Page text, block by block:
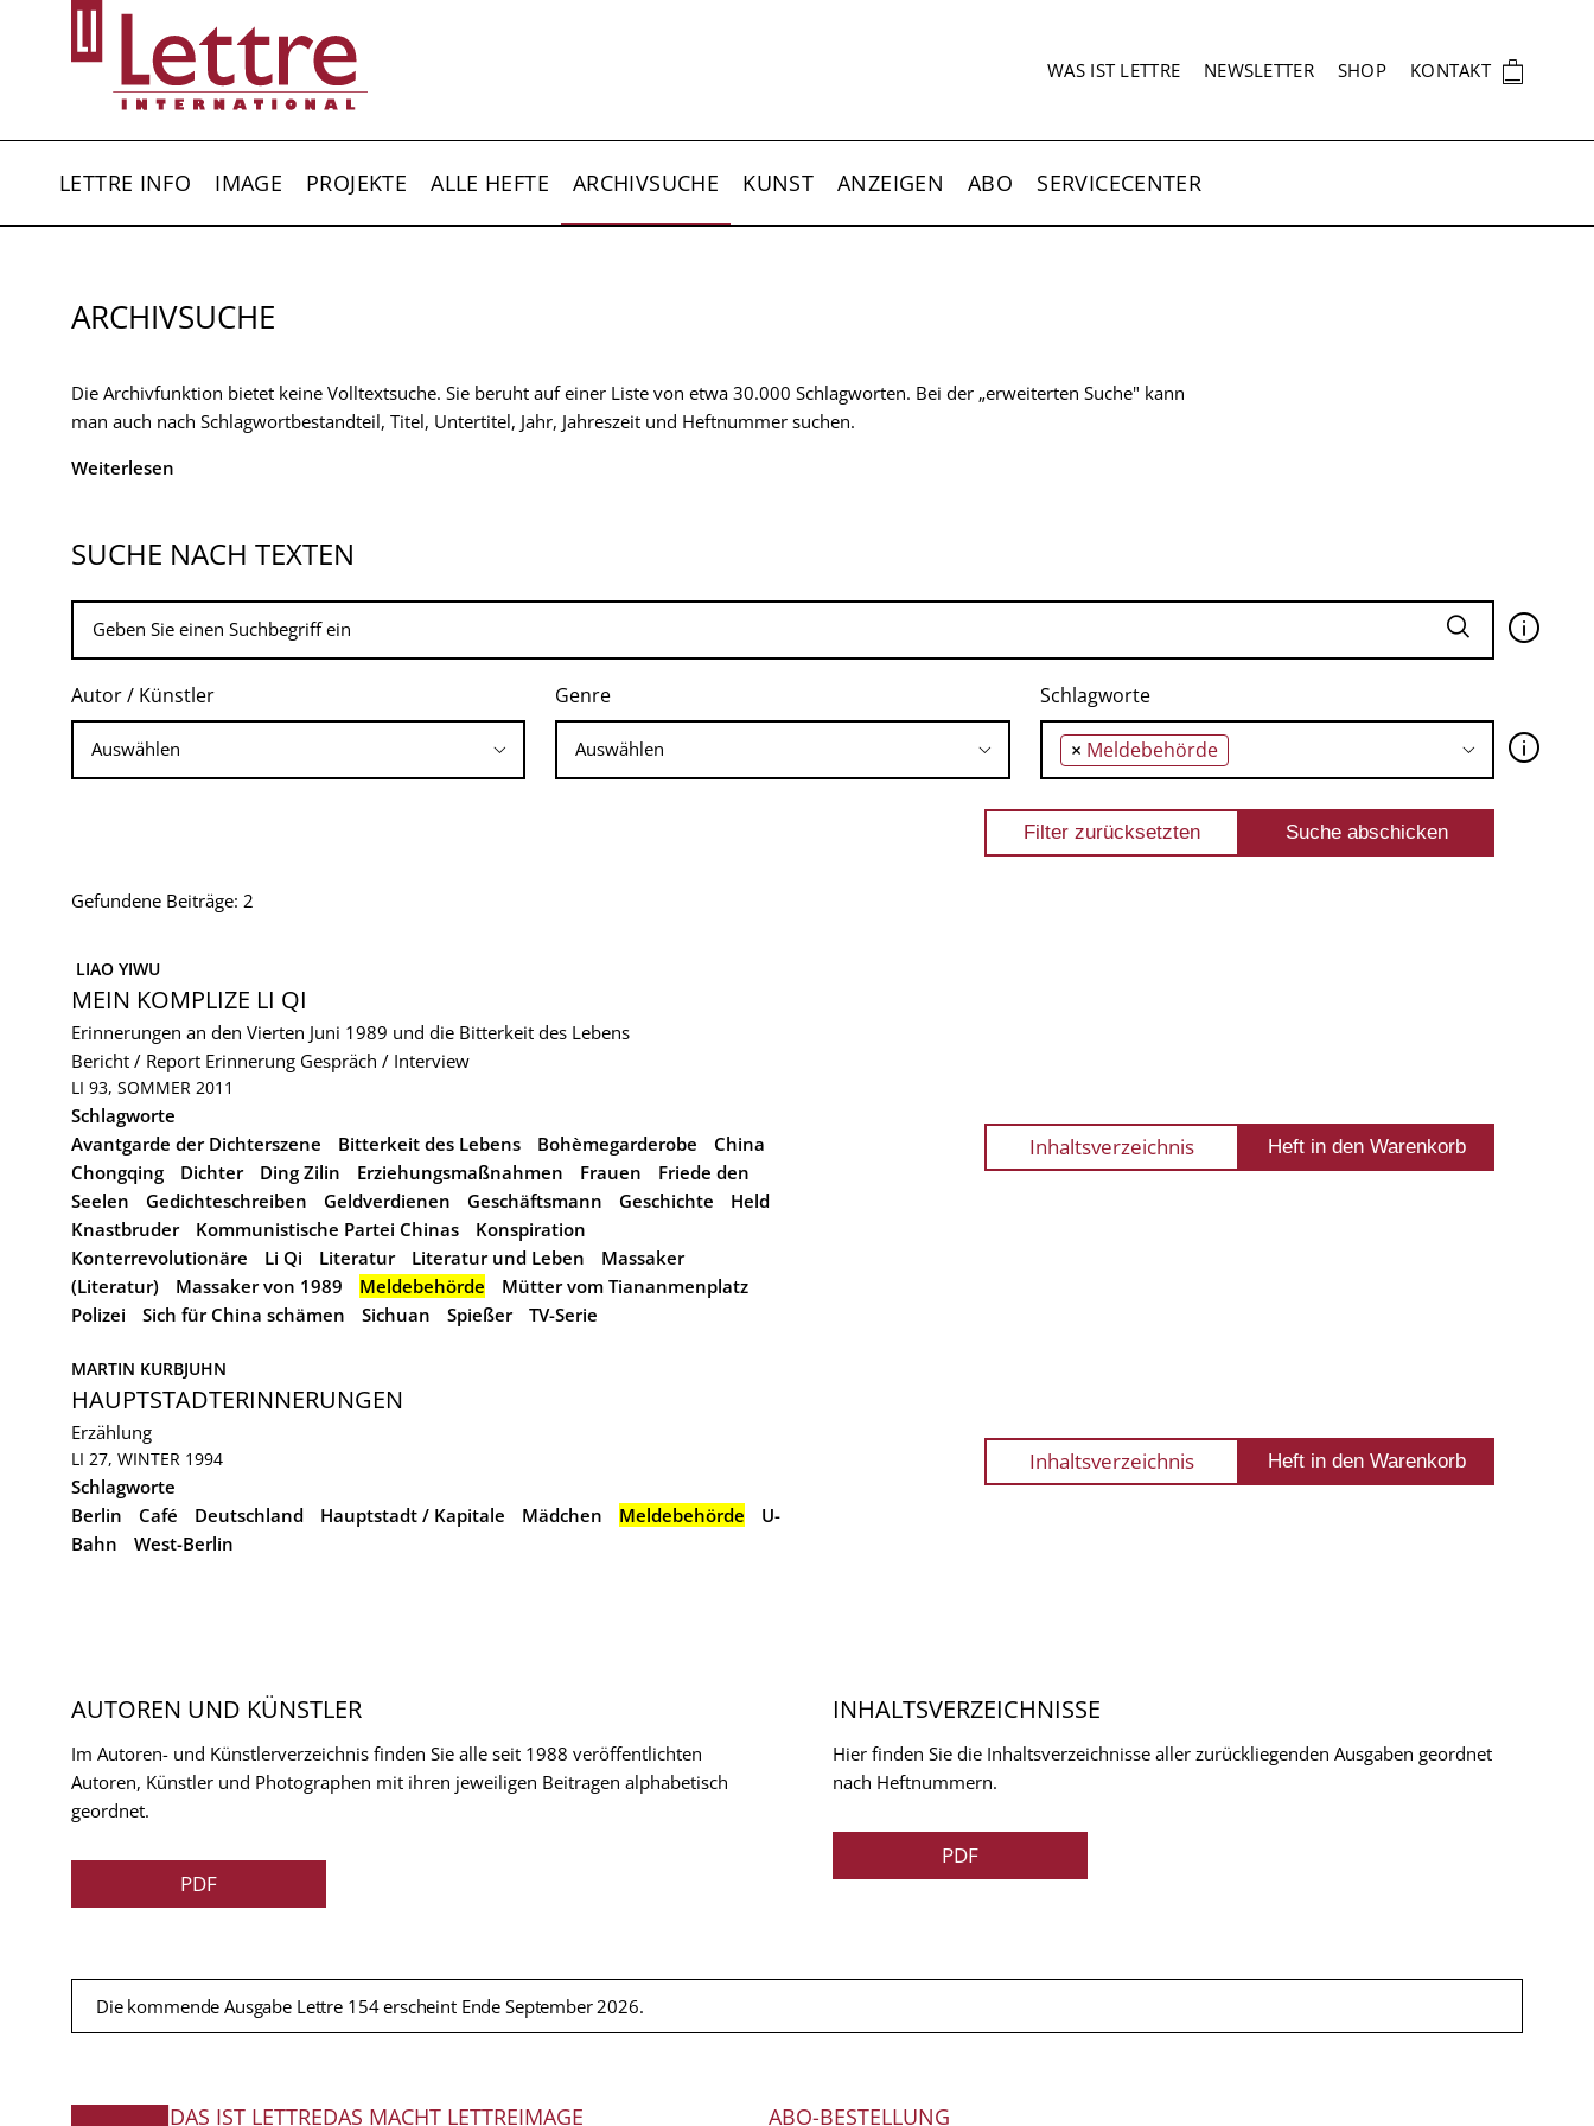
SEKUNDÄRNAVIGATION
WAS IST LETTRE NEWSLETTER SHOP KONTAKT 🛍
LETTRE INFO IMAGE PROJEKTE ALLE HEFTE ARCHIVSUCHE KUNST ANZEIGEN ABO SERVICECENTER
ARCHIVSUCHE
Die Archivfunktion bietet keine Volltextsuche. Sie beruht auf einer Liste von etwa 30.000 Schlagworten. Bei der „erweiterten Suche" kann
man auch nach Schlagwortbestandteil, Titel, Untertitel, Jahr, Jahreszeit und Heftnummer suchen.
Weiterlesen
SUCHE NACH TEXTEN
🛈
Autor / Künstler Genre Schlagworte
× Meldebehörde 🛈
Gefundene Beiträge: 2
LIAO YIWU
MEIN KOMPLIZE LI QI
Erinnerungen an den Vierten Juni 1989 und die Bitterkeit des Lebens
Bericht / Report Erinnerung Gespräch / Interview
LI 93, SOMMER 2011
Schlagworte
Avantgarde der Dichterszene
Bitterkeit des Lebens Bohèmegarderobe
China
Chongqing
Dichter Ding Zilin Erziehungsmaßnahmen Frauen
Friede den
Seelen
Gedichteschreiben Geldverdienen Geschäftsmann Geschichte
Held
Knastbruder
Kommunistische Partei Chinas
Konspiration
Konterrevolutionäre
Li Qi Literatur Literatur und Leben
Massaker
(Literatur)
Massaker von 1989 Meldebehörde
Mütter vom Tiananmenplatz
Polizei
Sich für China schämen Sichuan Spießer TV-Serie
Inhaltsverzeichnis
MARTIN KURBJUHN
HAUPTSTADTERINNERUNGEN
Erzählung
LI 27, WINTER 1994
Schlagworte
Berlin
Café Deutschland Hauptstadt / Kapitale Mädchen Meldebehörde
U-
Bahn
West-Berlin
Inhaltsverzeichnis
AUTOREN UND KÜNSTLER
Im Autoren- und Künstlerverzeichnis finden Sie alle seit 1988 veröffentlichten
Autoren, Künstler und Photographen mit ihren jeweiligen Beitragen alphabetisch
geordnet.
PDF
INHALTSVERZEICHNISSE
Hier finden Sie die Inhaltsverzeichnisse aller zurückliegenden Ausgaben geordnet
nach Heftnummern.
PDF
Die kommende Ausgabe Lettre 154 erscheint Ende September 2026.
DAS IST LETTREDAS MACHT LETTREIMAGE ABO-BESTELLUNG